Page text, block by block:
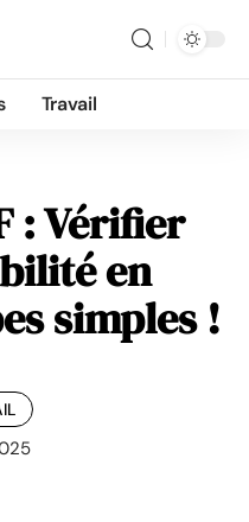
Travail
: Vérifier
en
simples !